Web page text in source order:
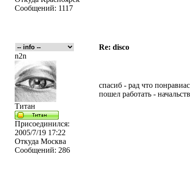
Сообщений: 1117
Re: disco
n2n
Титан
Присоединился:
2005/7/19 17:22
Откуда Москва
Сообщений: 286
спасиб - рад что
пошел работать -